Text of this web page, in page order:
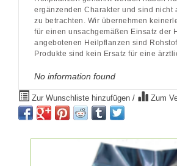
ergänzenden Charakter und sind nicht
zu betrachten. Wir übernehmen
für einen unsachgemäßen Einsatz der
angebotenen Heilpflanzen sind
Produkte sind kein Ersatz für eine
No information found
Zur Wunschliste hinzufügen / Zum